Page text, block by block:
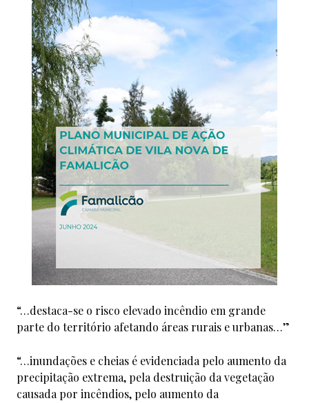
“…destaca-se o risco elevado incêndio em grande
parte do território afetando áreas rurais e urbanas…”
“…inundações e cheias é evidenciada pelo aumento da
precipitação extrema, pela destruição da vegetação
causada por incêndios, pelo aumento da